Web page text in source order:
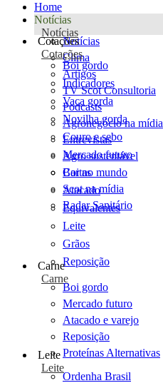
Home
Notícias
Notícias
Notícias
Clima
Artigos
TV Scot Consultoria
Podcasts
Agronegócio na mídia
Entrevistas
Agro sustentável
Cartas
Scot na mídia
Radar Sanitário
Cotações
Cotações
Boi gordo
Indicadores
Vaca gorda
Novilha gorda
Couro e sebo
Mercado futuro
Boi no mundo
Atacado
Equivalentes
Leite
Grãos
Reposição
Carne
Carne
Boi gordo
Mercado futuro
Atacado e varejo
Reposição
Proteínas Alternativas
Leite
Leite
Ordenha Brasil